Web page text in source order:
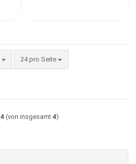
24 pro Seite
pro Seite
4(von insgesamt 4)